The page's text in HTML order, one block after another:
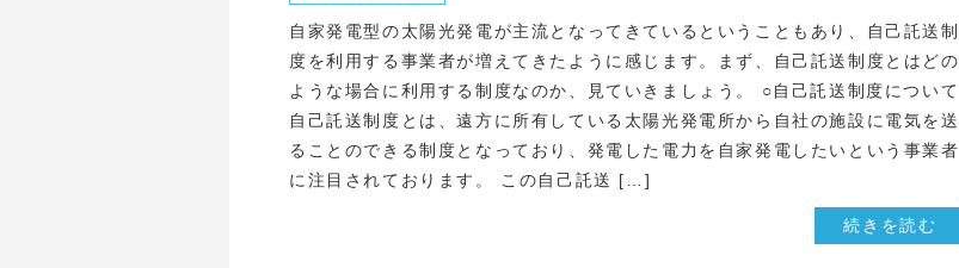
自家発電型の太陽光発電が主流となってきているということもあり、自己託送制
度を利用する事業者が増えてきたように感じます。まず、自己託送制度とはどの
ような場合に利用する制度なのか、見ていきましょう。 ○自己託送制度について
自己託送制度とは、遠方に所有している太陽光発電所から自社の施設に電気を送
ることのできる制度となっており、発電した電力を自家発電したいという事業者
に注目されております。 この自己託送 […]
続きを読む